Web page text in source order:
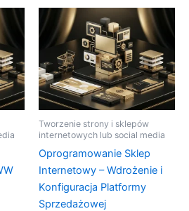
Tworzenie strony i sklepów
internetowych lub social media
Oprogramowanie Sklep
Internetowy – Wdrożenie i
Konfiguracja Platformy
Sprzedażowej